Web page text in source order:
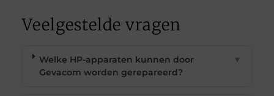
Veelgestelde vragen
Welke HP-apparaten kunnen door
Gevacom worden gerepareerd?
▼